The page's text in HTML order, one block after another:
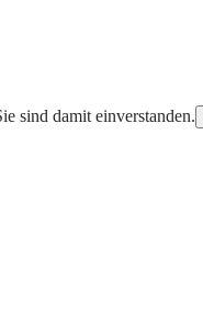
sind damit einverstanden.